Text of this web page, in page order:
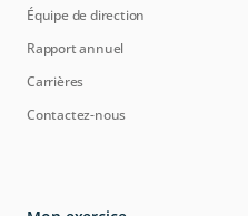
Équipe de direction
Rapport annuel
Carrières
Contactez-nous